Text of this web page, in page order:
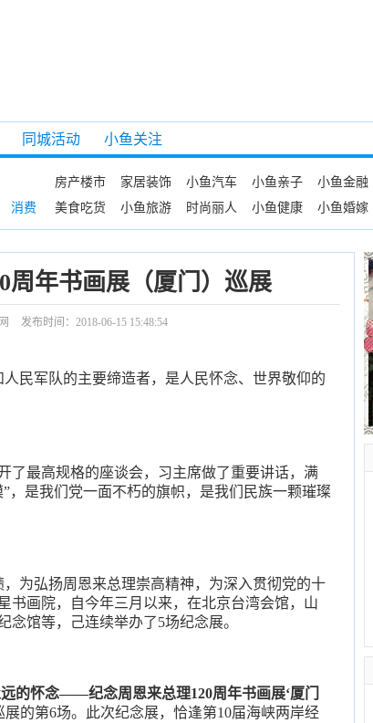
同城活动 小鱼关注
消费
房产楼市 家居装饰 小鱼汽车 小鱼亲子
小鱼金融
美食吃货
小鱼旅游 时尚丽人 小鱼健康 小鱼婚嫁
周年书画展（厦门）巡展
发布时间：2018-06-15 15:48:54
民军队的主要缔造者，是人民怀念、世界敬仰的
了最高规格的座谈会，习主席做了重要讲话，满
，是我们党一面不朽的旗帜，是我们民族一颗璀璨
为弘扬周恩来总理崇高精神，为深入贯彻党的十
书画院，自今年三月以来，在北京台湾会馆，山
馆等，己连续举办了5场纪念展。
的怀念——纪念周恩来总理120周年书画展‘厦门
的第6场。此次纪念展，恰逢第10届海峡两岸经